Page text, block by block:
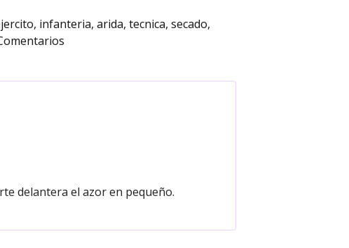
infanteria arida tecnica secado
delantera el azor en pequeño.